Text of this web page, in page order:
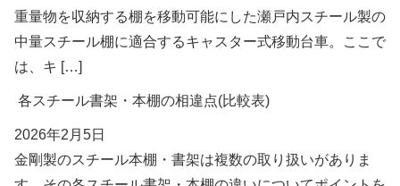
重量物を収納する棚を移動可能にした瀬戸内スチール製の
中量スチール棚に適合するキャスター式移動台車。ここで
は、キ […]
各スチール書架・本棚の相違点(比較表)
2026年2月5日
金剛製のスチール本棚・書架は複数の取り扱いがありま